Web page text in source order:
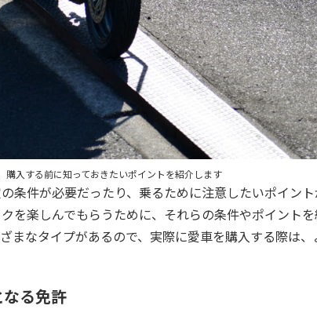
入する前に知っておきたいポイントを紹介します
条件が必要だったり、乗るために注意したいポイント
を楽しんでもらうために、それらの条件やポイント
まなタイプがあるので、実際に愛車を購入する際は
る免許